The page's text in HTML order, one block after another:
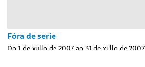
Fóra de serie
Do 1 de xullo de 2007 ao 31 de xullo de 2007